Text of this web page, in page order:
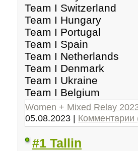
Team I Switzerland
Team I Hungary
Team I Portugal
Team I Spain
Team I Netherlands
Team I Denmark
Team I Ukraine
Team I Belgium
Women + Mixed Relay
05.08.2023 | Комментарии
#1 Tallin